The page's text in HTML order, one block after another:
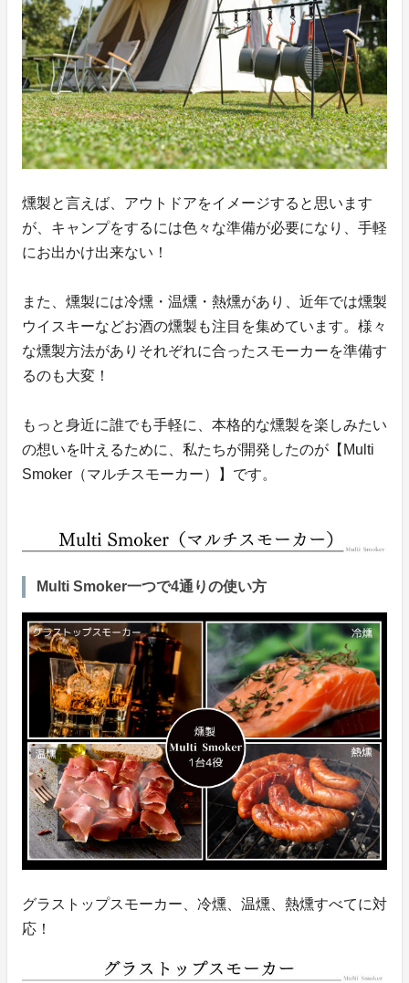
燻製と言えば、アウトドアをイメージすると思います
が、キャンプをするには色々な準備が必要になり、手軽
にお出かけ出来ない！
また、燻製には冷燻・温燻・熱燻があり、近年では燻製
ウイスキーなどお酒の燻製も注目を集めています。様々
な燻製方法がありそれぞれに合ったスモーカーを準備す
るのも大変！
もっと身近に誰でも手軽に、本格的な燻製を楽しみたい
の想いを叶えるために、私たちが開発したのが【Multi
Smoker（マルチスモーカー）】です。
Multi Smoker一つで4通りの使い方
グラストップスモーカー、冷燻、温燻、熱燻すべてに対
応！